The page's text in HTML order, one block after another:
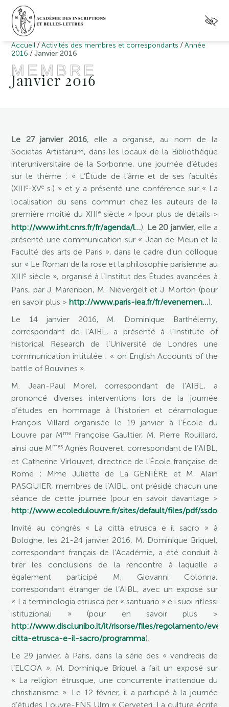
Accueil /Activités des membres et correspondants /Année
2016 /Janvier 2016
MEMBRE
Janvier 2016
Le 27 janvier 2016, elle a organisé, au nom de la
Societas Artistarum, dans les locaux de la Bibliothèque
interuniversitaire de la Sorbonne, une journée d’études
sur le thème : « L’Étude de l’âme et de ses facultés
(XIIIe-XVe s.) » et y a présenté une conférence sur « La
localisation du sens commun chez les auteurs de la
première moitié du XIIIesiècle » (pour plus de détails >
http://www.irht.cnrs.fr/fr/agenda/l…). Le 20 janvier, elle a
présenté une communication sur « Jean de Meun et la
Faculté des arts de Paris », dans le cadre d’un colloque
sur « Le Roman de la rose et la philosophie parisienne au
XIIIe siècle », organisé à l’Institut des Études avancées à
Paris, par J. Marenbon, M. Nievergelt et J. Morton (pour
en savoir plus >http://www.paris-iea.fr/fr/evenemen…).
Le 14 janvier 2016, M. Dominique Barthélemy,
correspondant de l’AIBL, a présenté à l’Institute of
historical Research de l’Université de Londres une
communication intitulée : « on English Accounts of the
battle of Bouvines ».
M. Jean-Paul Morel, correspondant de l’AIBL, a
prononcé diverses interventions lors de la journée
d’études en hommage à l’historien et céramologue
François Villard organisée le 19 janvier à l’École du
Louvre par MmeFrançoise Gaultier, M. Pierre Rouillard,
ainsi que MmesAgnès Rouveret, correspondant de l’AIBL,
et Catherine Virlouvet, directrice de l’École française de
Rome ; Mme Juliette de La GENIÈRE et M. Alain
PASQUIER, membres de l’AIBL, ont présidé chacun une
séance de cette journée (pour en savoir davantage >
http://www.ecoledulouvre.fr/sites/default/files/pdf/
Invité au congrès « La città etrusca e il sacro » à
Bologne, les 21-24 janvier 2016, M. Dominique Briquel,
correspondant français de l’Académie, a été conduit à
tirer les conclusions de la rencontre à laquelle a
également participé M. Giovanni Colonna,
correspondant étranger de l’AIBL, avec un exposé sur
« La terminologia etrusca per « santuario » e i suoi riflessi
istituzionali » (pour en savoir plus >
http://www.disci.unibo.it/it/risorse/files/regolamento/
citta-etrusca-e-il-sacro/programma).
Le 29 janvier, à Paris, dans la série des « vendredis de
l’ELCOA », M. Dominique Briquel a fait un exposé sur
« La religion étrusque, une concurrente inattendue du
christianisme ». Le 12 février, il a participé à la journée
d’études Louvre-ENS Ulm « Cerveteri. La culture écrite